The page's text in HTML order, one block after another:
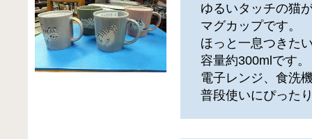
ゆるいタッチの猫
マグカップです。
ほっと一息つきた
容量約300mlです。
電子レンジ、食洗
普段使いにぴった